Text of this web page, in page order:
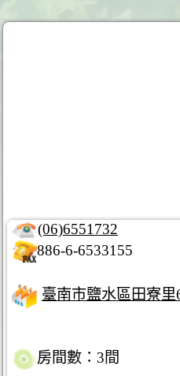
(06)6551732
886-6-6533155
臺南市鹽水區田寮
房間數：3間